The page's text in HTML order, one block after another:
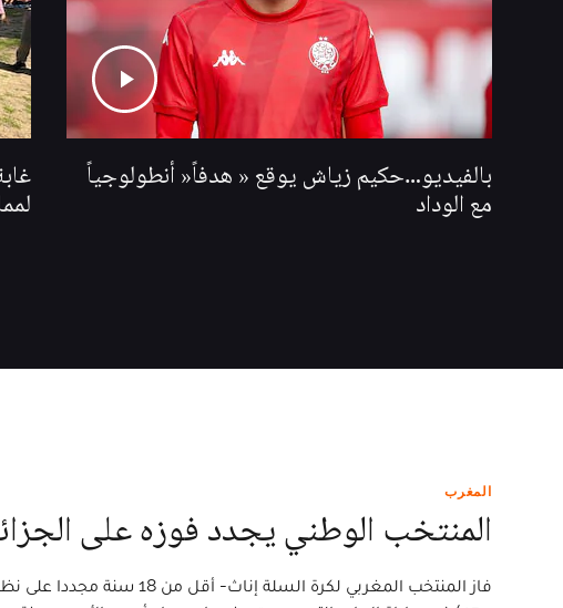
بالفيديو…حكيم زياش يوقع « هدفاً« أنطولوجياً
مع الوداد
المغرب
المنتخب الوطني يجدد فوزه على